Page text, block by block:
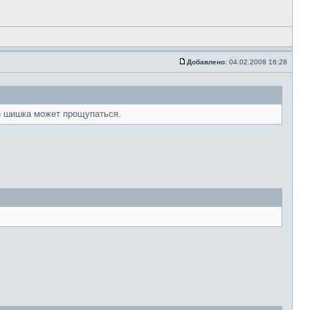
Добавлено: 04.02.2008 16:28
шишка может прощупаться.